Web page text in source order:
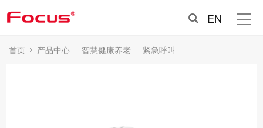
EN
首页 产品中心 智慧健康养老 紧急呼叫